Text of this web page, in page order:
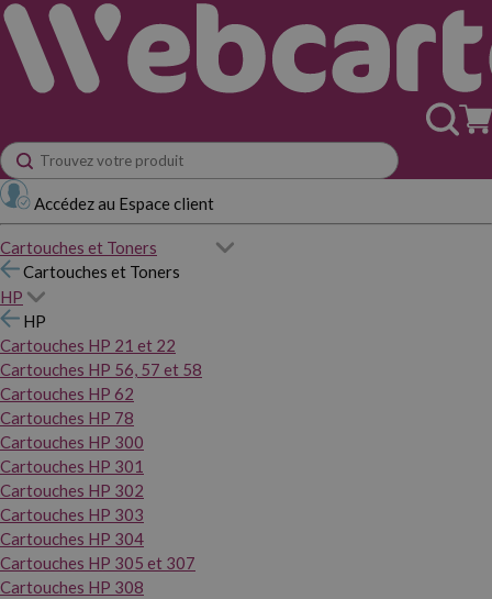
Accédez au Espace client
Cartouches et Toners
Cartouches et Toners
HP
HP
Cartouches HP 21 et 22
Cartouches HP 56, 57 et 58
Cartouches HP 62
Cartouches HP 78
Cartouches HP 300
Cartouches HP 301
Cartouches HP 302
Cartouches HP 303
Cartouches HP 304
Cartouches HP 305 et 307
Cartouches HP 308